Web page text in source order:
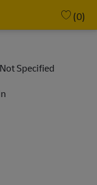
(0)
Not Specified